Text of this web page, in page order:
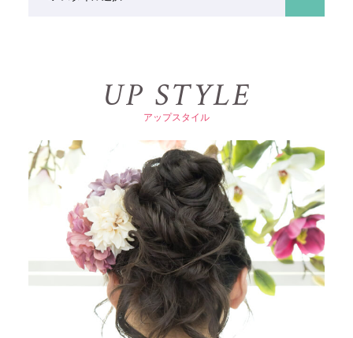
UP STYLE
ア ッ プスタ イ ル